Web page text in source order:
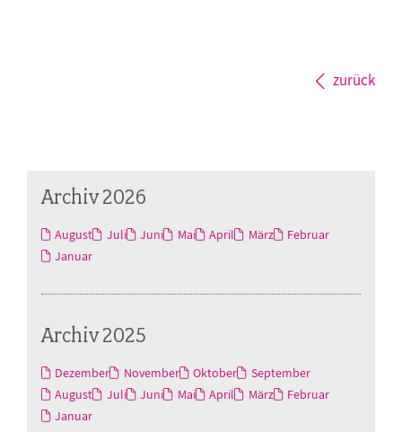
zurück
Archiv 2026
August Juli Juni Mai April März
Februar
Januar
Archiv 2025
Dezember November Oktober
September
August
Juli Juni Mai April März
Februar
Januar